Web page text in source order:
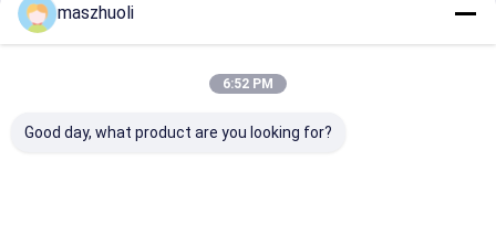
Порекомендованные Продукты
maszhuoli
6:52 PM
Good day, what product are you looking for?